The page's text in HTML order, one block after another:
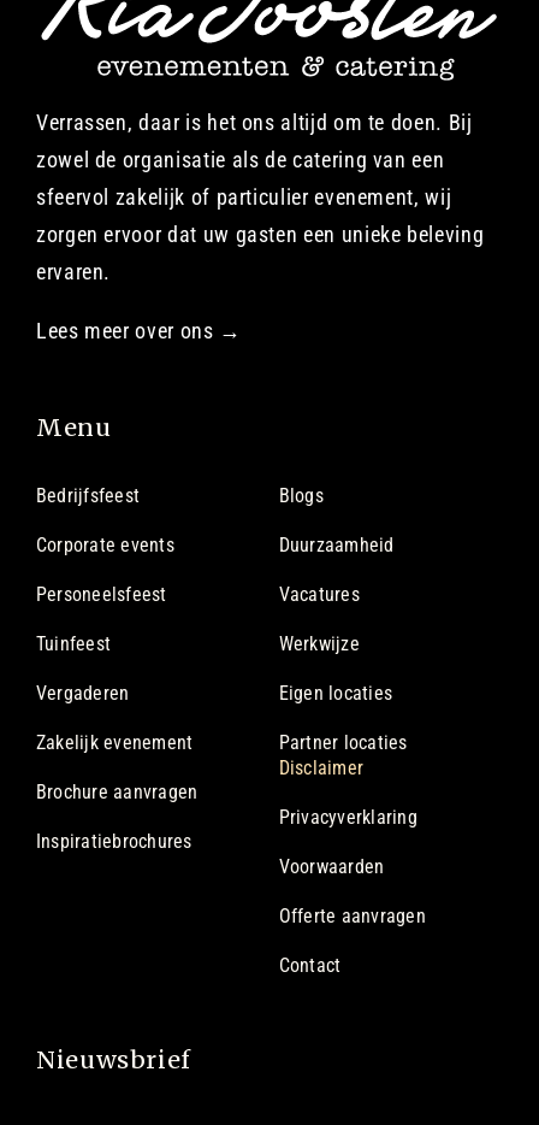
Verrassen, daar is het ons altijd om te doen. Bij
zowel de organisatie als de catering van een
sfeervol zakelijk of particulier evenement, wij
zorgen ervoor dat uw gasten een unieke beleving
ervaren.
Lees meer over ons →
Menu
Bedrijfsfeest
Corporate events
Personeelsfeest
Tuinfeest
Vergaderen
Zakelijk evenement
Brochure aanvragen
Inspiratiebrochures
Blogs
Duurzaamheid
Vacatures
Werkwijze
Eigen locaties
Partner locaties
Disclaimer
Privacyverklaring
Voorwaarden
Offerte aanvragen
Contact
Nieuwsbrief